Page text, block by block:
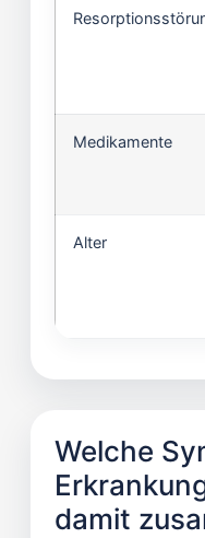
Medikamente
Alter
Welche
damit